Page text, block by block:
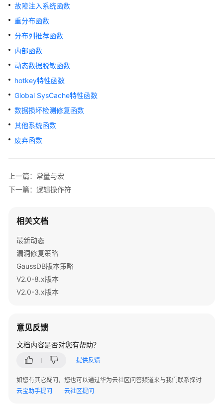
中
式
10.x）
开
指
南
（分
式
_V2.0-
开
指
（集
中
式
_V2.0-
开
发
（分
式
_V2.0-
开
故障注入系统函数
重分布函数
分布列推荐函数
内部函数
动态数据脱敏函数
hotkey特性函数
Global SysCache特性函数
数据损坏检测修复函数
其他系统函数
废弃函数
上一篇：常量与宏
下一篇：逻辑操作符
相关文档
最新动态
漏洞修复策略
GaussDB版本策略
V2.0-8.x版本
V2.0-3.x版本
意见反馈
文档内容是否对您有帮助？
提供反馈
如您有其它疑问，您也可以通过华为云社区问答频道来与我们联系探讨
云宝助手提问
云社区提问